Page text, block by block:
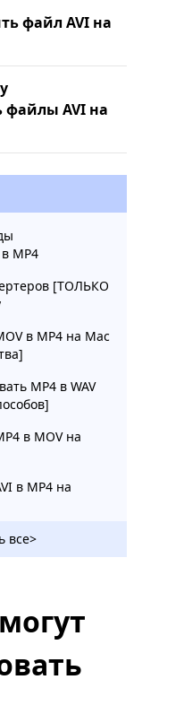
файл AVI на
файлы AVI на
MP4
[ТОЛЬКО
в MP4 на Mac
MP4 в WAV
в MOV на
в MP4 на
сжать видео в
в MP4 [5
все>